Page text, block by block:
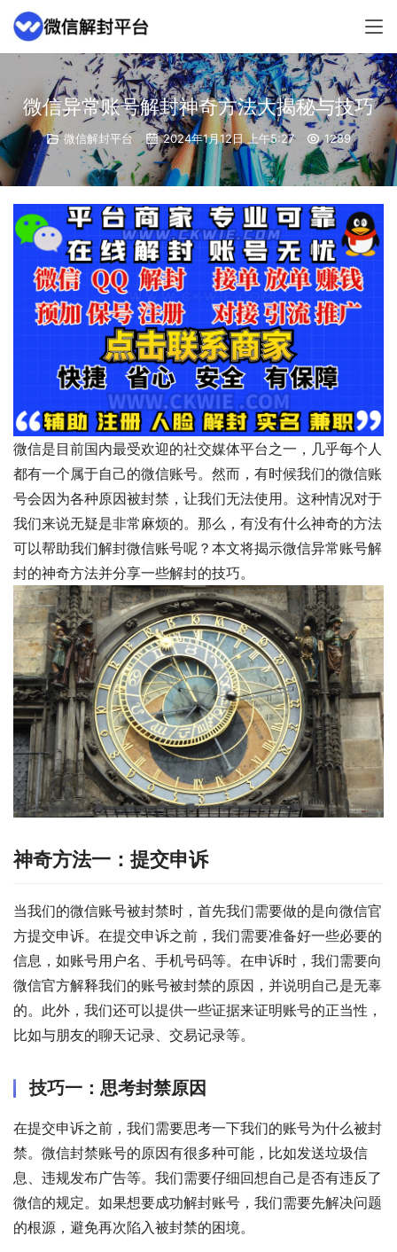
微信异常账号解封神奇方法大揭秘与技巧
微信解封平台 2024年1月12日 上午5:27 1289
微信是目前国内最受欢迎的社交媒体平台之一，几乎每个人
都有一个属于自己的微信账号。然而，有时候我们的微信账
号会因为各种原因被封禁，让我们无法使用。这种情况对于
我们来说无疑是非常麻烦的。那么，有没有什么神奇的方法
可以帮助我们解封微信账号呢？本文将揭示微信异常账号解
封的神奇方法并分享一些解封的技巧。
神奇方法一：提交申诉
当我们的微信账号被封禁时，首先我们需要做的是向微信官
方提交申诉。在提交申诉之前，我们需要准备好一些必要的
信息，如账号用户名、手机号码等。在申诉时，我们需要向
微信官方解释我们的账号被封禁的原因，并说明自己是无辜
的。此外，我们还可以提供一些证据来证明账号的正当性，
比如与朋友的聊天记录、交易记录等。
技巧一：思考封禁原因
在提交申诉之前，我们需要思考一下我们的账号为什么被封
禁。微信封禁账号的原因有很多种可能，比如发送垃圾信
息、违规发布广告等。我们需要仔细回想自己是否有违反了
微信的规定。如果想要成功解封账号，我们需要先解决问题
的根源，避免再次陷入被封禁的困境。